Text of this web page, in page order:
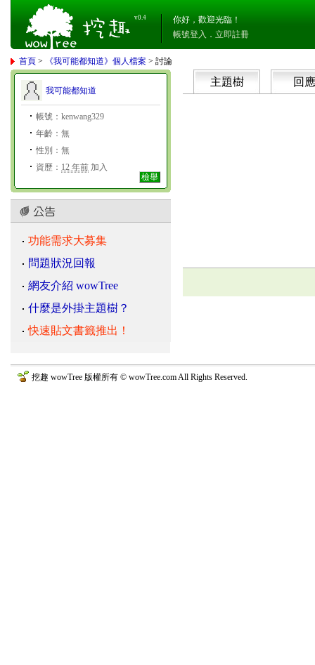
v0.4
你好，歡迎光臨！
帳號登入 ． 立即註冊
首頁 > 《我可能都知道》個人檔案 > 討論
我可能都知道
帳號：kenwang329
年齡：無
性別：無
資歷： 12 年前 加入
檢舉
功能需求大募集
問題狀況回報
網友介紹 wowTree
什麼是外掛主題樹？
快速貼文書籤推出！
主題樹 回應
挖趣 wowTree 版權所有 © wowTree.com All Rights Reserved.